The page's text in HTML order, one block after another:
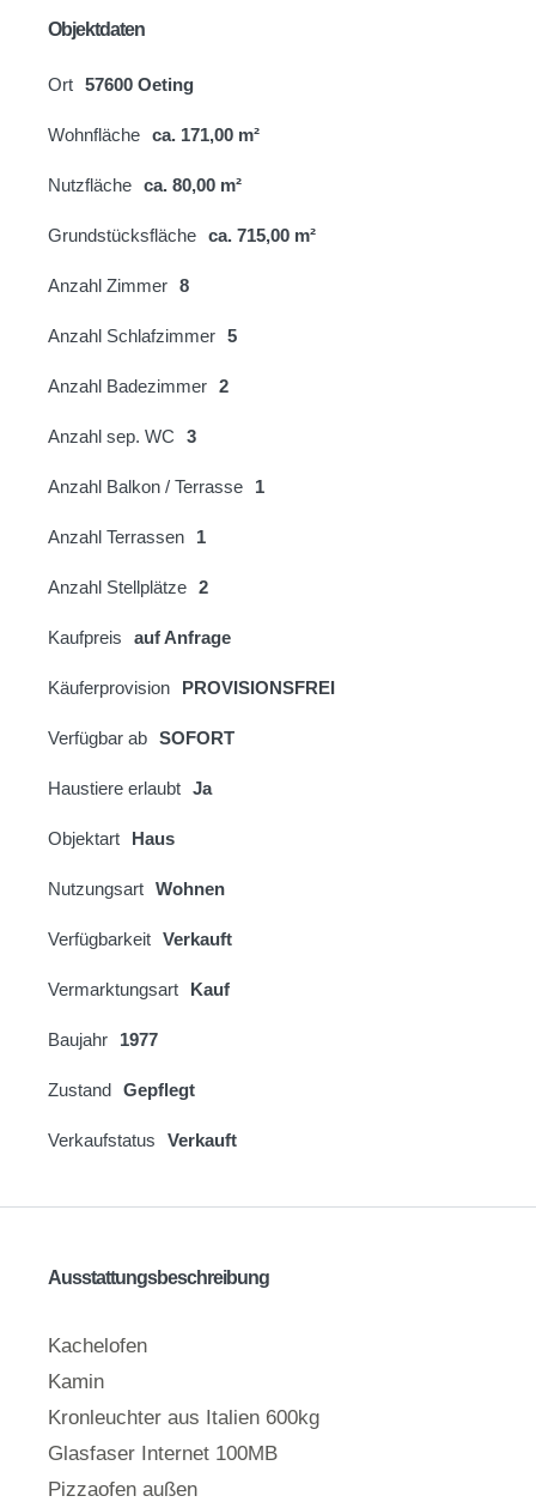
Objektdaten
Ort 57600 Oeting
Wohnfläche ca. 171,00 m²
Nutzfläche ca. 80,00 m²
Grundstücksfläche ca. 715,00 m²
Anzahl Zimmer 8
Anzahl Schlafzimmer 5
Anzahl Badezimmer 2
Anzahl sep. WC 3
Anzahl Balkon / Terrasse 1
Anzahl Terrassen 1
Anzahl Stellplätze 2
Kaufpreis auf Anfrage
Käuferprovision PROVISIONSFREI
Verfügbar ab SOFORT
Haustiere erlaubt Ja
Objektart Haus
Nutzungsart Wohnen
Verfügbarkeit Verkauft
Vermarktungsart Kauf
Baujahr 1977
Zustand Gepflegt
Verkaufstatus Verkauft
Ausstattungsbeschreibung
Kachelofen
Kamin
Kronleuchter aus Italien 600kg
Glasfaser Internet 100MB
Pizzaofen außen